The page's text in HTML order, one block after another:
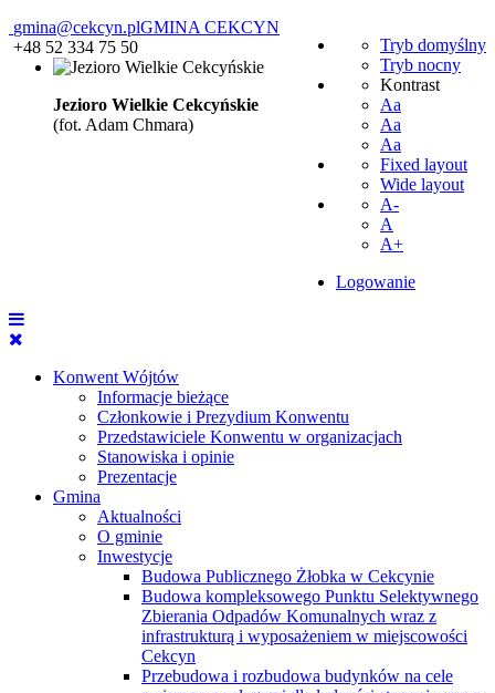
gmina@cekcyn.pl
+48 52 334 75 50
Tryb domyślny
Tryb nocny
Kontrast
Aa
Aa
Aa
Fixed layout
Wide layout
A-
A
A+
Logowanie
GMINA CEKCYN
Konwent Wójtów
Informacje bieżące
Członkowie i Prezydium Konwentu
Przedstawiciele Konwentu w organizacjach
Stanowiska i opinie
Prezentacje
Gmina
Aktualności
O gminie
Inwestycje
Budowa Publicznego Żłobka w Cekcynie
Budowa kompleksowego Punktu Selektywnego
Zbierania Odpadów Komunalnych wraz z
infrastrukturą i wyposażeniem w miejscowości
Cekcyn
Przebudowa i rozbudowa budynków na cele
Jezioro Wielkie Cekcyńskie
(fot. Adam Chmara)